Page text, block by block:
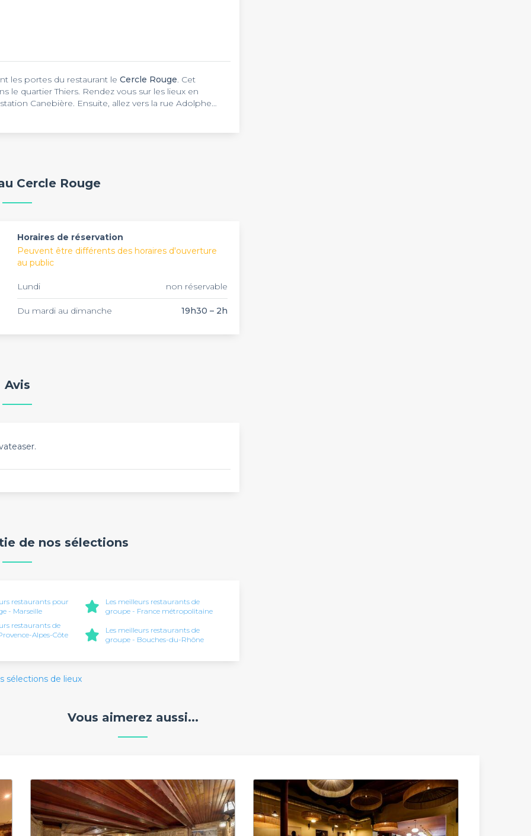
les portes du restaurant le Cercle Rouge. Cet
le quartier Thiers. Rendez vous sur les lieux en
Canebière. Ensuite, allez vers la rue Adolphe
C’est un endroit parfait pour un déjeuner en
et caramel à la châtaigne. Le choix à la carte
la salle à cheminée ou bien le patio. En tout,
Cercle Rouge
Horaires de réservation
Peuvent être différents des horaires d'ouverture
au public
Lundi non réservable
Du mardi au dimanche 19h30 – 2h
Avis
de nos sélections
restaurants pour
- Marseille
Les meilleurs restaurants de
groupe - France métropolitaine
restaurants de
Alpes-Côte
Les meilleurs restaurants de
groupe - Bouches-du-Rhône
sélections de lieux
Vous aimerez aussi...